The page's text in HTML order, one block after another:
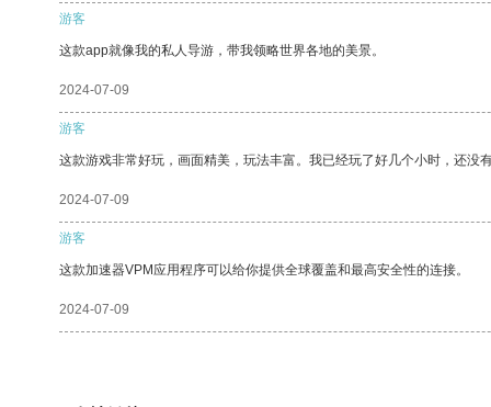
游客
这款app就像我的私人导游，带我领略世界各地的美景。
2024-07-09
游客
这款游戏非常好玩，画面精美，玩法丰富。我已经玩了好几个小时，还没
2024-07-09
游客
这款加速器VPM应用程序可以给你提供全球覆盖和最高安全性的连接。
2024-07-09